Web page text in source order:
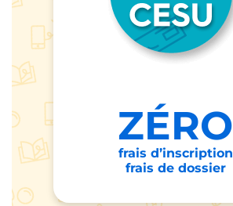
ZÉRO
frais d’inscription
frais de dossier